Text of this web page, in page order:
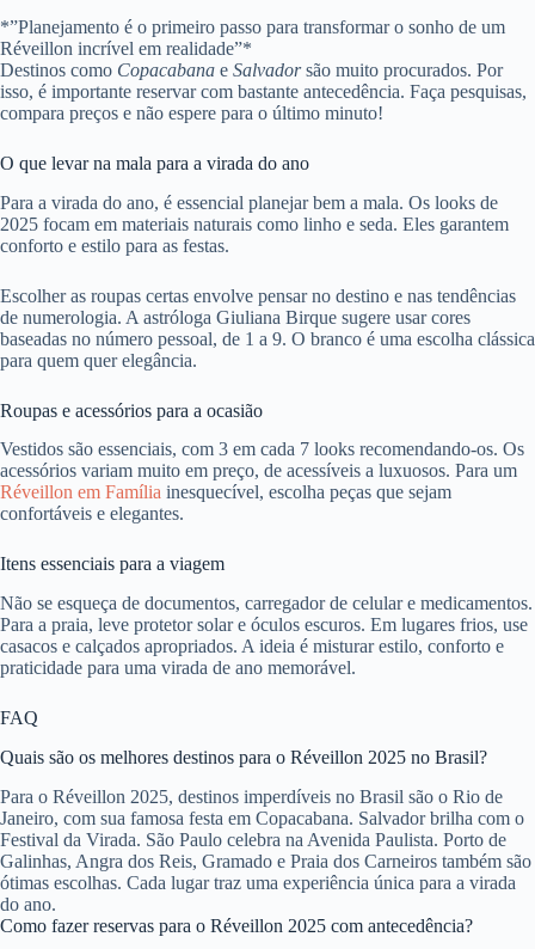
*”Planejamento é o primeiro passo para transformar o sonho de um
Réveillon incrível em realidade”*
Destinos como Copacabana e Salvadorsão muito procurados. Por
isso, é importante reservar com bastante antecedência. Faça pesquisas,
compara preços e não espere para o último minuto!
O que levar na mala para a virada do ano
Para a virada do ano, é essencial planejar bem a mala. Os looks de
2025 focam em materiais naturais como linho e seda. Eles garantem
conforto e estilo para as festas.
Escolher as roupas certas envolve pensar no destino e nas tendências
de numerologia. A astróloga Giuliana Birque sugere usar cores
baseadas no número pessoal, de 1 a 9. O branco é uma escolha clássica
para quem quer elegância.
Roupas e acessórios para a ocasião
Vestidos são essenciais, com 3 em cada 7 looks recomendando-os. Os
acessórios variam muito em preço, de acessíveis a luxuosos. Para um
Réveillon em Família inesquecível, escolha peças que sejam
confortáveis e elegantes.
Itens essenciais para a viagem
Não se esqueça de documentos, carregador de celular e medicamentos.
Para a praia, leve protetor solar e óculos escuros. Em lugares frios, use
casacos e calçados apropriados. A ideia é misturar estilo, conforto e
praticidade para uma virada de ano memorável.
FAQ
Quais são os melhores destinos para o Réveillon 2025 no Brasil?
Para o Réveillon 2025, destinos imperdíveis no Brasil são o Rio de
Janeiro, com sua famosa festa em Copacabana. Salvador brilha com o
Festival da Virada. São Paulo celebra na Avenida Paulista. Porto de
Galinhas, Angra dos Reis, Gramado e Praia dos Carneiros também são
ótimas escolhas. Cada lugar traz uma experiência única para a virada
do ano.
Como fazer reservas para o Réveillon 2025 com antecedência?